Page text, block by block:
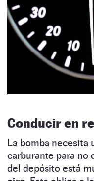
Conducir en
La bomba necesita
carburante para no
del depósito está